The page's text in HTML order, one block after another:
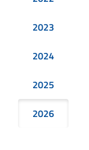
2023
2024
2025
2026